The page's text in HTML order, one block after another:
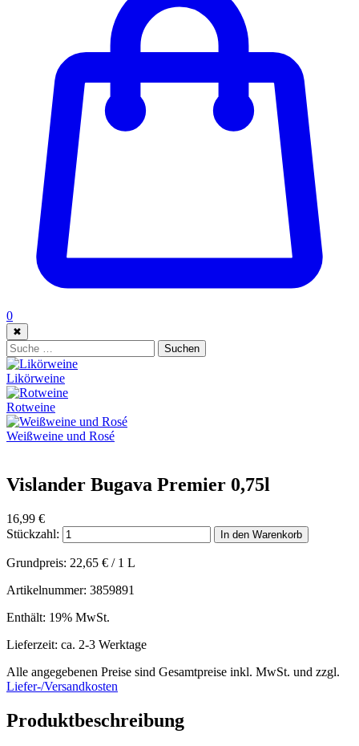
0
✖
Suche: Suchen
Likörweine
Rotweine
Weißweine und Rosé
Vislander Bugava Premier 0,75l
16,99 €
Stückzahl:
In den Warenkorb
Grundpreis: 22,65 € / 1 L
Artikelnummer: 3859891
Enthält: 19% MwSt.
Lieferzeit: ca. 2-3 Werktage
Alle angegebenen Preise sind Gesamtpreise inkl. MwSt. und zzgl.
Liefer-/Versandkosten
Produktbeschreibung